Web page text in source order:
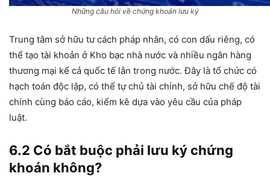
Những câu hỏi về chứng khoán lưu ký
Trung tâm sở hữu tư cách pháp nhân, có con dấu riêng, có
thể tạo tài khoản ở Kho bạc nhà nước và nhiều ngân hàng
thương mại kể cả quốc tế lẫn trong nước. Đây là tổ chức có
hạch toán độc lập, có thể tự chủ tài chính, sở hữu chế độ tài
chính cùng báo cáo, kiểm kê dựa vào yêu cầu của pháp
luật.
6.2 Có bắt buộc phải lưu ký chứng
khoán không?